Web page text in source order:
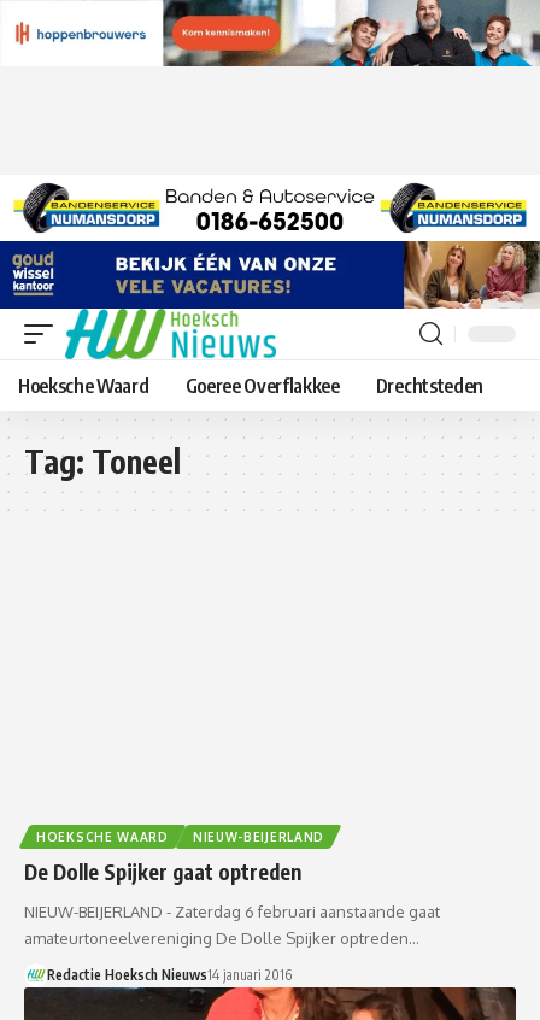
Hoeksche Waard Goeree Overflakkee Drechtsteden
Tag: Toneel
HOEKSCHE WAARD NIEUW-BEIJERLAND
De Dolle Spijker gaat optreden
NIEUW-BEIJERLAND - Zaterdag 6 februari aanstaande gaat
amateurtoneelvereniging De Dolle Spijker optreden…
Redactie Hoeksch Nieuws14 januari 2016